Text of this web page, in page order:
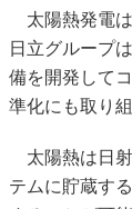
太陽熱発電は
日立グループ
備を開発して
準化にも取り組
太陽熱は日射
テムに貯蔵す